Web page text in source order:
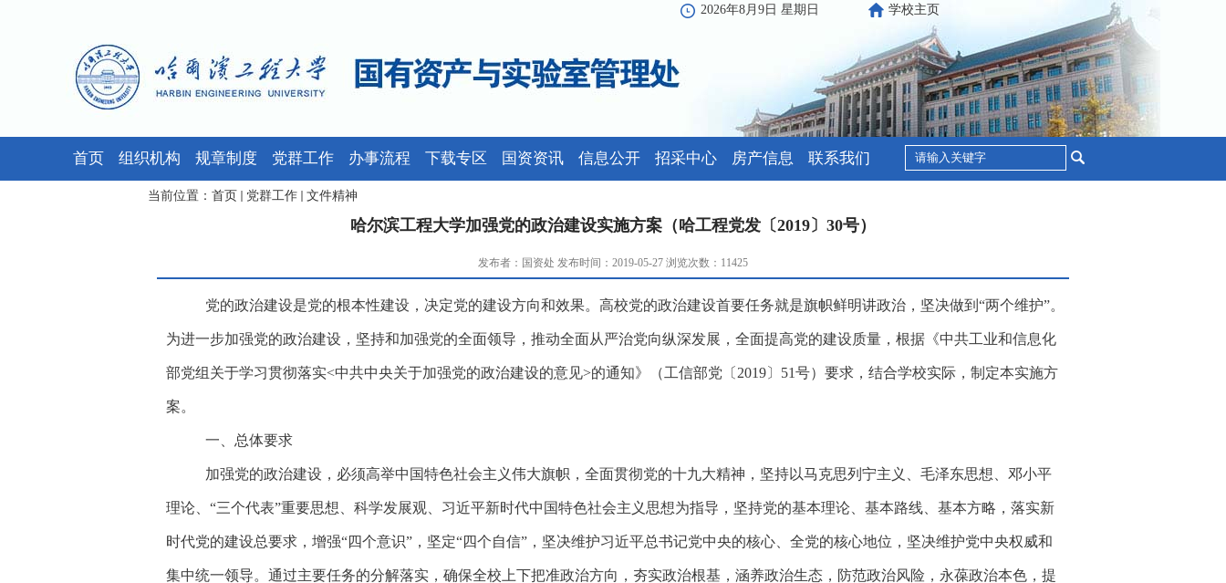
2026年8月9日 星期日 学校主页
首页 组织机构 规章制度 党群工作 办事流程 下载专区 国资资讯 信息公开 招采中心 房产信息 联系我们
当前位置： 首页 党群工作 文件精神
哈尔滨工程大学加强党的政治建设实施方案（哈工程党发〔2019〕30号）
发布者：国资处 发布时间：2019-05-27 浏览次数： 11425
党的政治建设是党的根本性建设，决定党的建设方向和效果。 高校党的政治建设首要任务就是旗帜鲜明讲政治，坚决做到 “两个维护”。
为进一步加强党的政治建设，坚持和加强党的全面领导，推动全面从严治党向纵深发展，全面提高党的建设质量，根据《中共工业和信息化
部党组关于学习贯彻落实<中共中央关于加强党的政治建设的意见>的通知》 （工信部党〔 2019〕51号） 要求， 结合学校实际，制定本实施方
案。
一、总体要求
加强党的政治建设，必须高举中国特色社会主义伟大旗帜，全面贯彻党的十九大精神，坚持以马克思列宁主义、毛泽东思想、邓小平
理论、 “三个代表”重要思想、科学发展观、习近平新时代中国特色社会主义思想为指导，坚持党的基本理论、基本路线、基本方略，落实新
时代党的建设总要求，增强“四个意识”，坚定“四个自信”，坚决维护习近平总书记党中央的核心、全党的核心地位，坚决维护党中央权威和
集中统一领导。通过主要任务的分解落实，确保全校上下把准政治方向，夯实政治根基，涵养政治生态，防范政治风险，永葆政治本色，提